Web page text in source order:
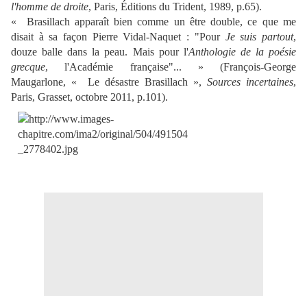
l'homme de droite, Paris, Éditions du Trident, 1989, p.65).
« Brasillach apparaît bien comme un être double, ce que me
disait à sa façon Pierre Vidal-Naquet : "Pour Je suis partout,
douze balle dans la peau. Mais pour l'Anthologie de la poésie
grecque, l'Académie française"... » (François-George
Maugarlone, « Le désastre Brasillach », Sources incertaines,
Paris, Grasset, octobre 2011, p.101).